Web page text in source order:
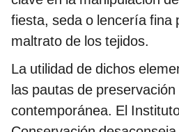
fiesta, seda o lencería fina
maltrato de los tejidos.
La utilidad de dichos
las pautas de
contemporánea. El